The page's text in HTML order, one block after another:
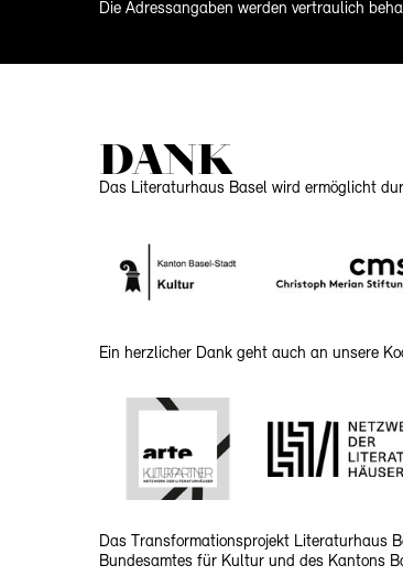
Die Adressangaben werden vertraulich
DANK
Das Literaturhaus Basel wird ermöglicht
Ein herzlicher Dank geht auch an unsere
Das Transformationsprojekt Literaturhaus
Bundesamtes für Kultur und des Kantons